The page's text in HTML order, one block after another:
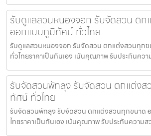
รับดูแลสวนหนองจอก รับจัดสวน ตก
ออกแบบภูมิทัศน์ ทั่วไทย
รับดูแลสวนหนองจอก รับจัดสวน ตกแต่งสวนทุก
ทั่วไทยราคาเป็นกันเอง เน้นคุณภาพ รับประกันคว
รับจัดสวนพัทลุง รับจัดสวน ตกแต่ง
ทัศน์ ทั่วไทย
รับจัดสวนพัทลุง รับจัดสวน ตกแต่งสวนทุกขนาด
ไทยราคาเป็นกันเอง เน้นคุณภาพ รับประกันความ